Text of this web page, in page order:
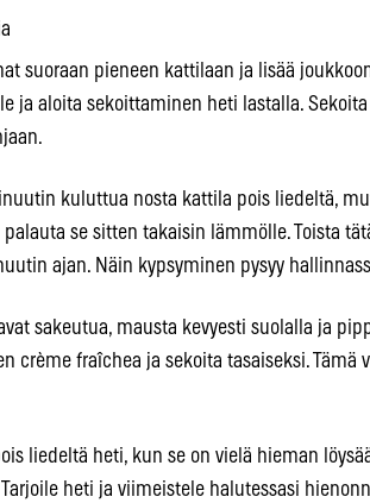
suoraan pieneen kattilaan ja lisää
ja aloita sekoittaminen heti lastalla.
kuluttua nosta kattila pois liedeltä,
palauta se sitten takaisin lämmölle. Toista
ajan. Näin kypsyminen pysyy
sakeutua, mausta kevyesti suolalla ja
crème fraîchea ja sekoita tasaiseksi. Tämä
liedeltä heti, kun se on vielä hieman
heti ja viimeistele halutessasi